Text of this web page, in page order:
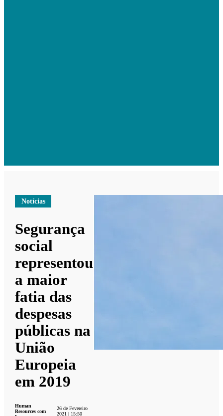
Notícias
Segurança
social
representou
a maior
fatia das
despesas
públicas na
União
Europeia
em 2019
Human
Resources com
26 de Fevereiro
2021 | 15:50